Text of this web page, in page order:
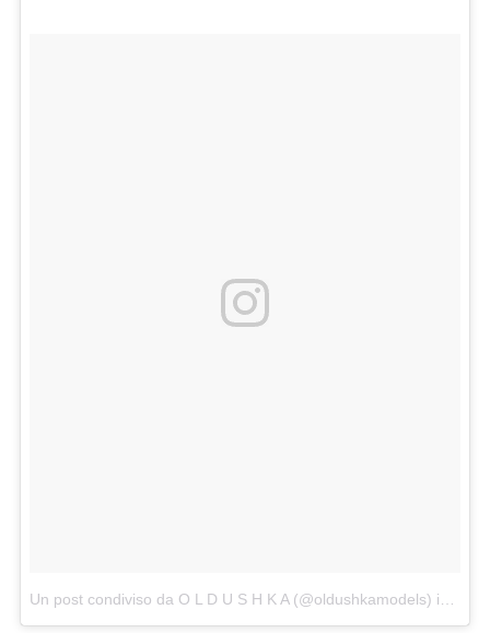
Un post condiviso da O L D U S H K A (@oldushkamodels) in data: